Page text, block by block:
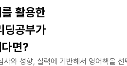
활용한
딩공부가
면?
사와 성향, 실력에 기반해서 영어책을